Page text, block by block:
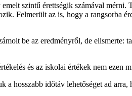
szintű érettségik számával mérni.
Felmerült az is, hogy a rangsorba
be az eredményről, de elismerte:
és az iskolai értékek nem ezen
hosszabb időtáv lehetőséget ad